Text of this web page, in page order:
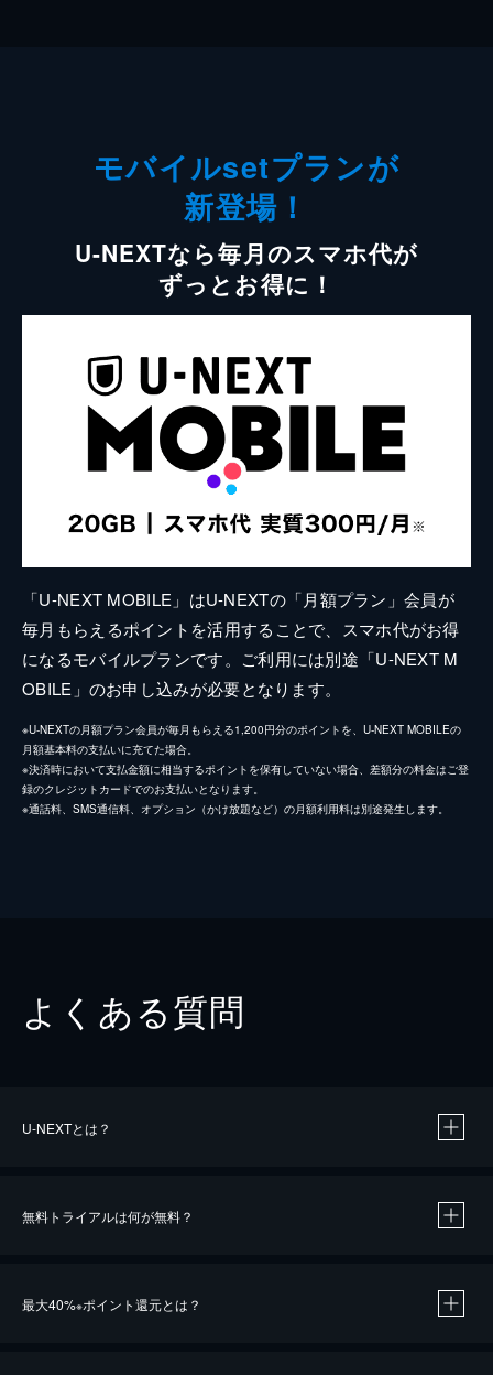
モバイルsetプランが
新登場！
U-NEXTなら毎月のスマホ代が
ずっとお得に！
「U-NEXT MOBILE」はU-NEXTの「月額プラン」会員が
毎月もらえるポイントを活用することで、スマホ代がお得
になるモバイルプランです。ご利用には別途「U-NEXT M
OBILE」のお申し込みが必要となります。
※U-NEXTの月額プラン会員が毎月もらえる1,200円分のポイントを、U-NEXT MOBILEの
月額基本料の支払いに充てた場合。
※決済時において支払金額に相当するポイントを保有していない場合、差額分の料金はご登
録のクレジットカードでのお支払いとなります。
※通話料、SMS通信料、オプション（かけ放題など）の月額利用料は別途発生します。
よくある質問
U-NEXTとは？
無料トライアルは何が無料？
最大40%※ポイント還元とは？